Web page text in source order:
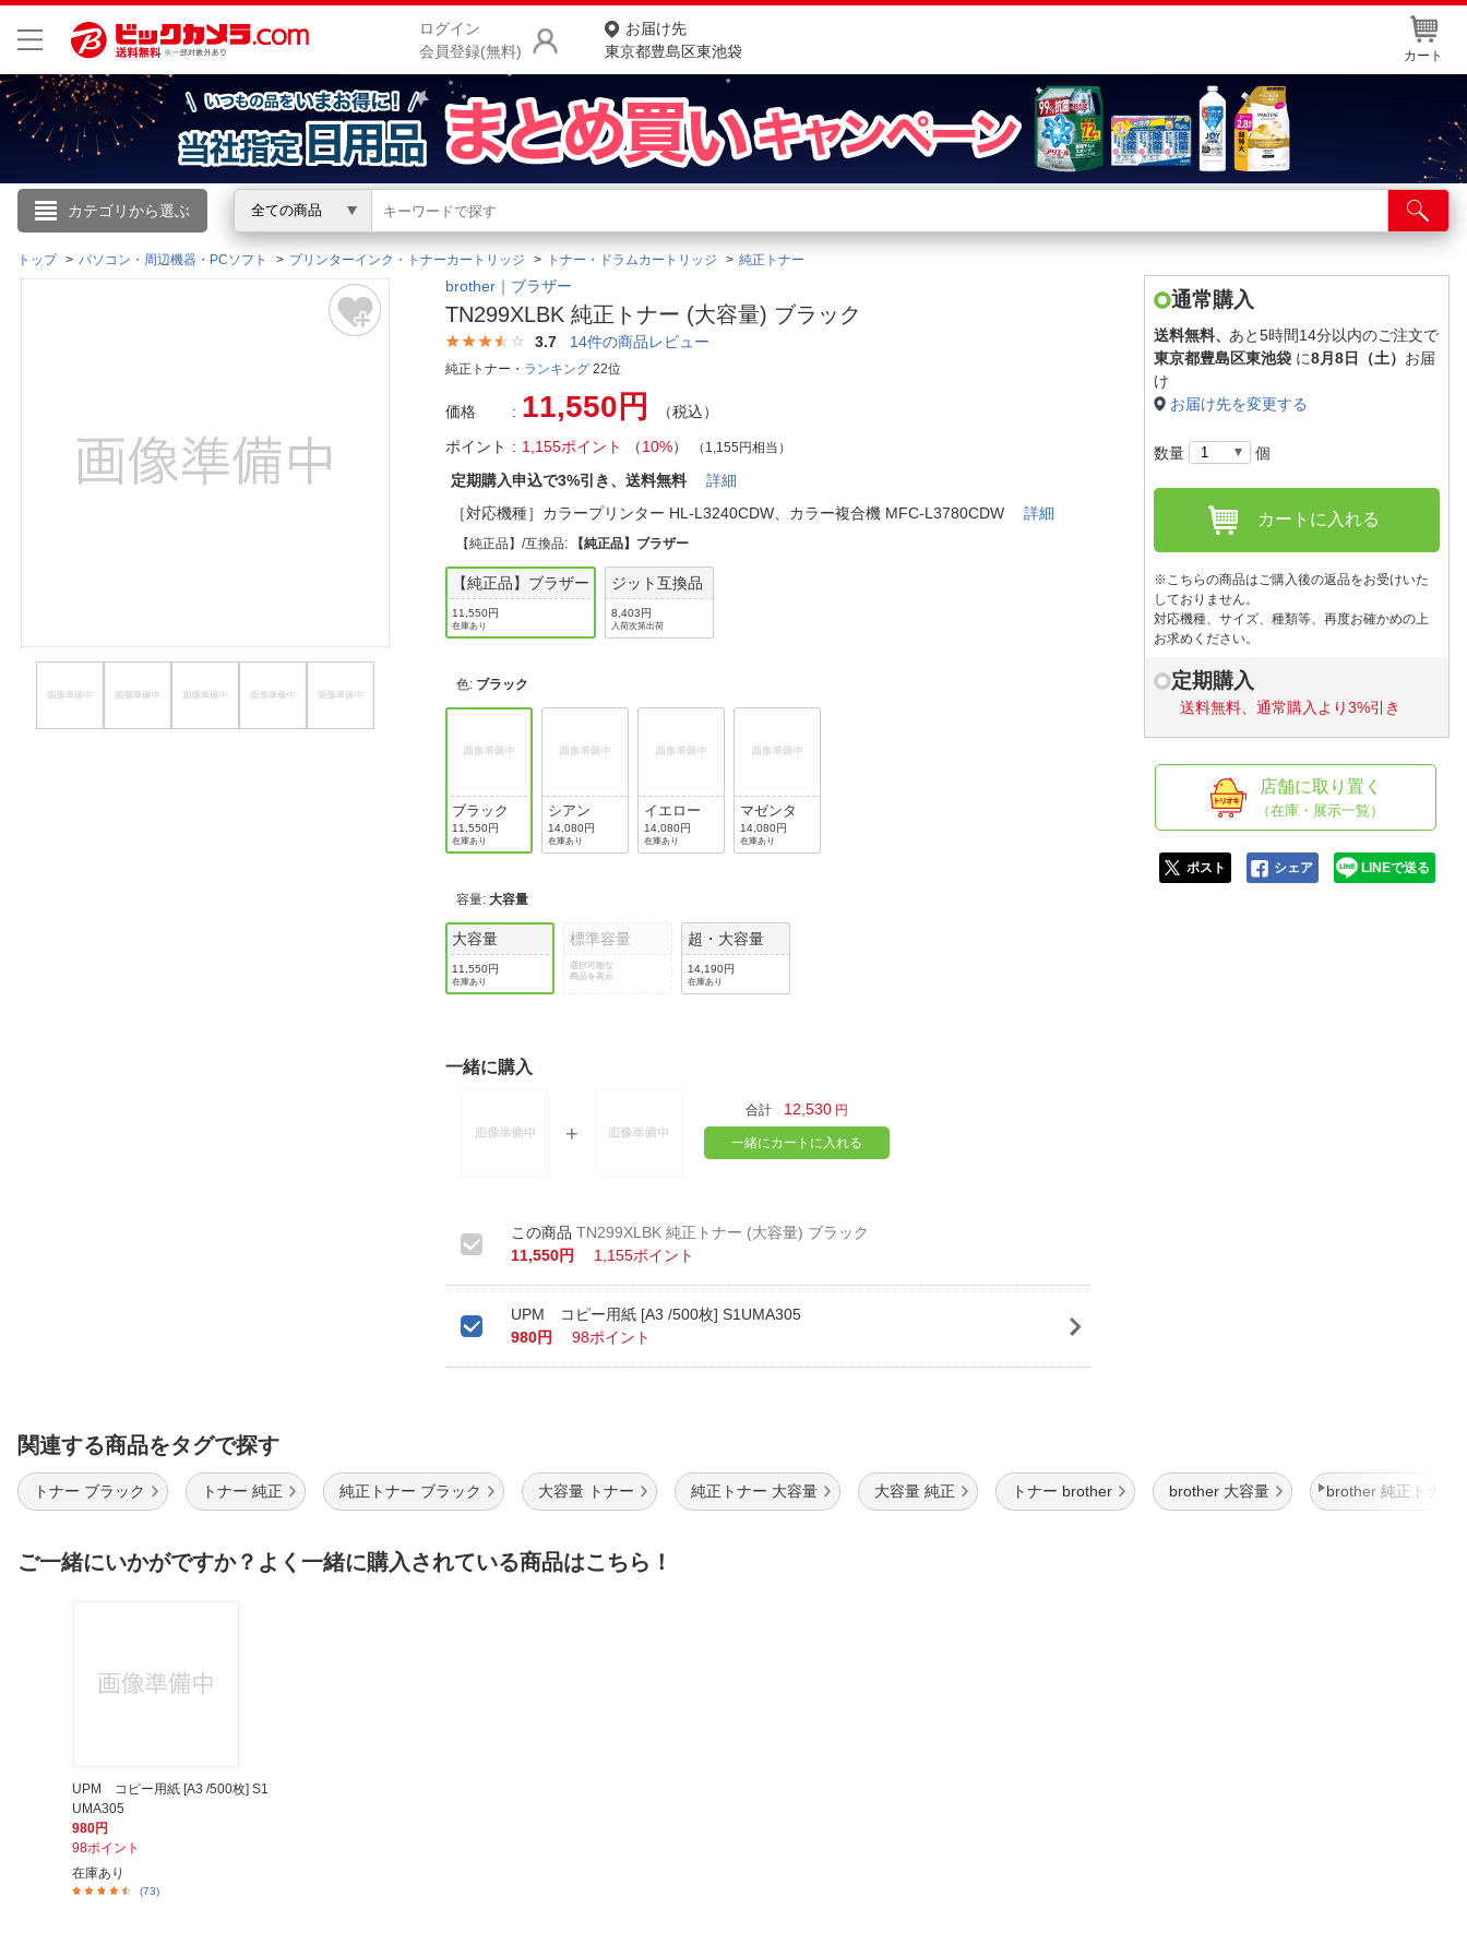
ログイン
会員登録(無料)
お届け先
東京都豊島区東池袋
カート
カテゴリから選ぶ 全ての商品
こんにちは
ログイン
閲覧履歴
商品をさがす
ランキングからさがす
カテゴリ一覧からさがす
お客様サポート
ご利用ガイド
よくある質問・お問合せ
ご利用規約
店舗サービス
ネット取り置き
トップ パソコン・周辺機器・PCソフト プリンターインク・トナーカートリッジ トナー・ドラムカートリッジ 純正トナー
brother｜ブラザー
TN299XLBK 純正トナー (大容量) ブラック
3.7 14件の商品レビュー
純正トナー・ ランキング 22位
価格 11,550円
（税込）
ポイント
1,155ポイント （10%） （1,155円相当）
定期購入申込で3%引き、送料無料詳細
［対応機種］カラープリンター HL-L3240CDW、カラー複合機 MFC-L3780CDW詳細
【純正品】/互換品: 【純正品】ブラザー
【純正品】ブラザー
11,550円
在庫あり
ジット互換品
8,403円
入荷次第出荷
色: ブラック
ブラック
11,550円
在庫あり
シアン
14,080円
在庫あり
イエロー
14,080円
在庫あり
マゼンタ
14,080円
在庫あり
容量:大容量
大容量
11,550円
在庫あり
標準容量
選択可能な
商品を表示
超・大容量
14,190円
在庫あり
一緒に購入
合計 12,530 円
一緒にカートに入れる
TN299XLBK 純正トナー (大容量) ブラック
11,550円
1,155ポイント
UPM コピー用紙 [A3 /500枚] S1UMA305
980円
98ポイント
通常購入
送料無料、 あと5時間14分以内のご注文で
東京都豊島区東池袋 に8月8日（土） お届
け
お届け先を変更する
数量 個
カートに入れる
※こちらの商品はご購入後の返品をお受けいた
しておりません。
対応機種、サイズ、種類等、再度お確かめの上
お求めください。
定期購入
送料無料、通常購入より3%引き
店舗に取り置く
（在庫・展示一覧）
ポスト シェア LINEで送る
関連する商品をタグで探す
トナー ブラック トナー 純正 純正トナー ブラック 大容量 トナー 純正トナー 大容量 大容量 純正 トナー brother brother 大容量 brother 純正トナー
ご一緒にいかがですか？よく一緒に購入されている商品はこちら！
UPM コピー用紙 [A3 /500枚] S1
UMA305
980円
98ポイント
在庫あり
(73)